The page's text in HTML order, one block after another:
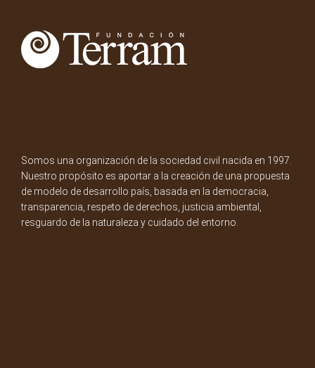
Somos una organización de la sociedad civil nacida en 1997.
Nuestro propósito es aportar a la creación de una propuesta
de modelo de desarrollo país, basada en la democracia,
transparencia, respeto de derechos, justicia ambiental,
resguardo de la naturaleza y cuidado del entorno.